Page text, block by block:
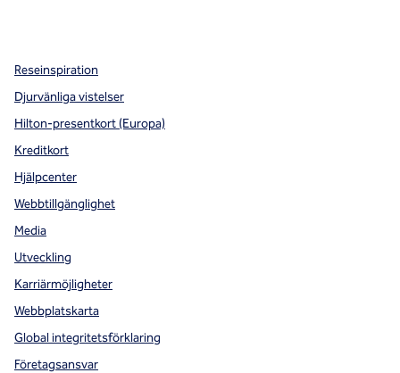
Reseinspiration
Djurvänliga vistelser
Hilton-presentkort (Europa)
Kreditkort
Hjälpcenter
Webbtillgänglighet
Media
Utveckling
Karriärmöjligheter
Webbplatskarta
Global integritetsförklaring
Företagsansvar